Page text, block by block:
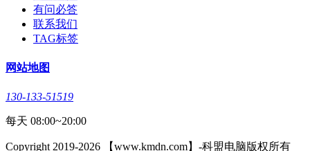
有问必答
联系我们
TAG标签
网站地图
130-133-51519
每天 08:00~20:00
Copyright 2019-2026 【www.kmdn.com】-科盟电脑版权所有